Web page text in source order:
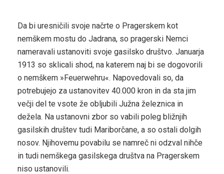
Da bi uresničili svoje načrte o Pragerskem kot
nemškem mostu do Jadrana, so pragerski Nemci
nameravali ustanoviti svoje gasilsko društvo. Januarja
1913 so sklicali shod, na katerem naj bi se dogovorili
o nemškem »Feuerwehru«. Napovedovali so, da
potrebujejo za ustanovitev 40.000 kron in da sta jim
večji del te vsote že obljubili Južna železnica in
dežela. Na ustanovni zbor so vabili poleg bližnjih
gasilskih društev tudi Mariborčane, a so ostali dolgih
nosov. Njihovemu povabilu se namreč ni odzval nihče
in tudi nemškega gasilskega društva na Pragerskem
niso ustanovili.